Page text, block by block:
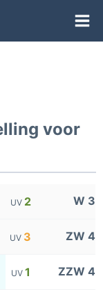
voor
UV 2 W 3
UV 3 ZW 4
UV 1 ZZW 4